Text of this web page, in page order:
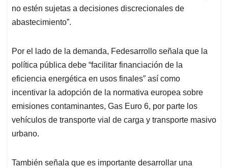
no estén sujetas a decisiones discrecionales de
abastecimiento”.
Por el lado de la demanda, Fedesarrollo señala que la
política pública debe “facilitar financiación de la
eficiencia energética en usos finales” así como
incentivar la adopción de la normativa europea sobre
emisiones contaminantes, Gas Euro 6, por parte los
vehículos de transporte vial de carga y transporte masivo
urbano.
También señala que es importante desarrollar una